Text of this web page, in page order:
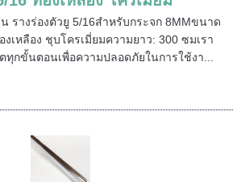
รางร่องตัวยู 5/16สำหรับกระจก 8MMขนาด
งเหลือง ชุบโครเมี่ยมความยาว: 300 ซมเรา
กขั้นตอนเพื่อความปลอดภัยในการใช้งา...